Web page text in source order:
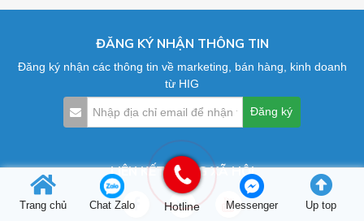
ĐĂNG KÝ NHẬN THÔNG TIN
Đăng ký nhận các thông tin về marketing, bán hàng, kinh doanh
từ HIG
LIÊN KẾT MẠNG XÃ HỘI
Trang chủ Chat Zalo Hotline Messenger Up top